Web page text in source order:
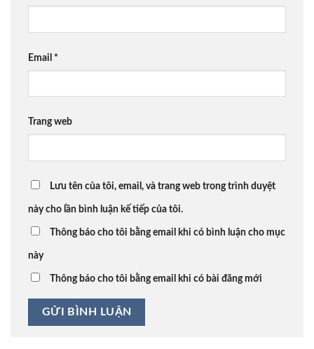
Email *
Trang web
Lưu tên của tôi, email, và trang web trong trình duyệt
này cho lần bình luận kế tiếp của tôi.
Thông báo cho tôi bằng email khi có bình luận cho mục
này
Thông báo cho tôi bằng email khi có bài đăng mới